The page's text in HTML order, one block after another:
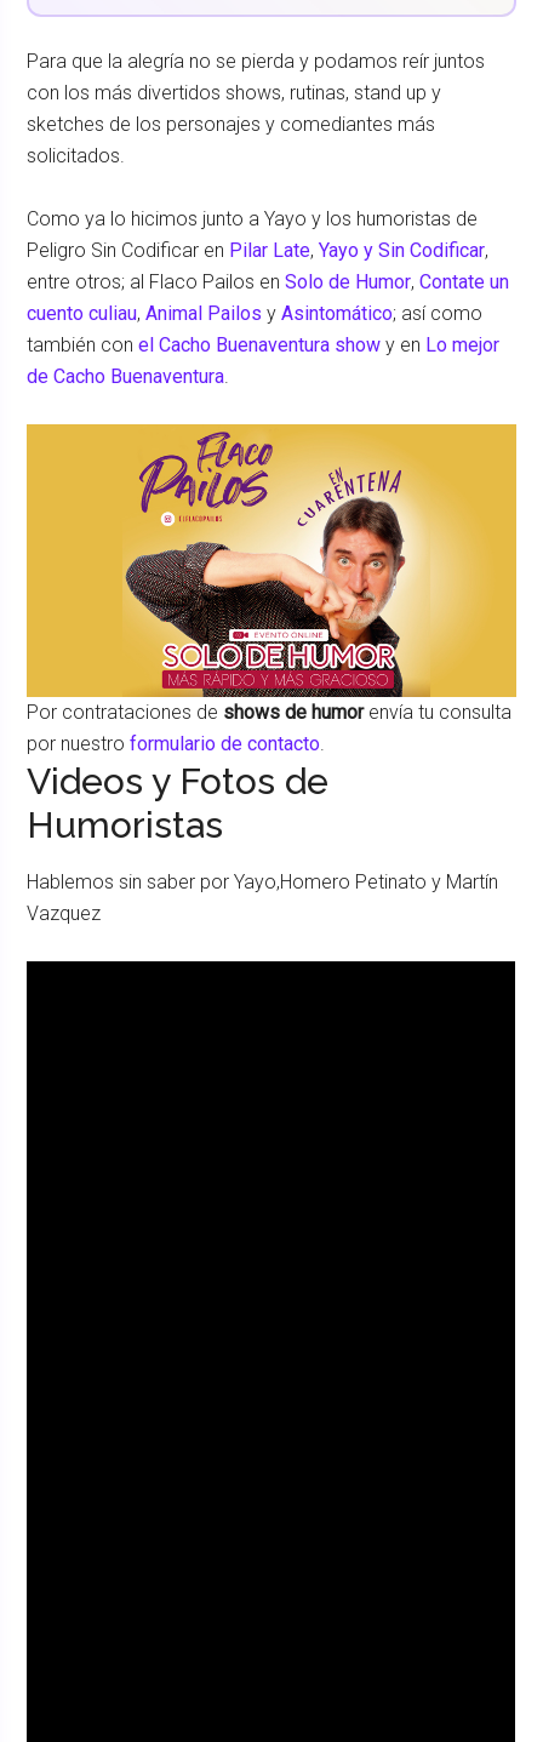
Para que la alegría no se pierda y podamos reír juntos
con los más divertidos shows, rutinas, stand up y
sketches de los personajes y comediantes más
solicitados.
Como ya lo hicimos junto a Yayo y los humoristas de
Peligro Sin Codificar en Pilar Late,Yayo y Sin Codificar,
entre otros; al Flaco Pailos enSolo de Humor,Contate un
cuento culiau,Animal Pailos yAsintomático; así como
también conel Cacho Buenaventura show y en Lo mejor
de Cacho Buenaventura
Por contrataciones de shows de humorenvía tu consulta
por nuestroformulario de contacto.
Videos y Fotos de
Humoristas
Hablemos sin saber por Yayo,Homero Petinato y Martín
Vazquez